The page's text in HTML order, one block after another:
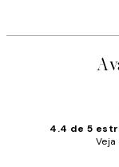
4.4 de 5